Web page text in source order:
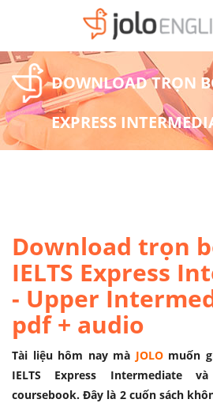
DOWNLOAD TRỌN
EXPRESS
Download trọn
IELTS Express
- Upper
pdf + audio
Tài liệu hôm nay mà JOLOmuốn
IELTS Express Intermediate
coursebook. Đây là 2 cuốn sách